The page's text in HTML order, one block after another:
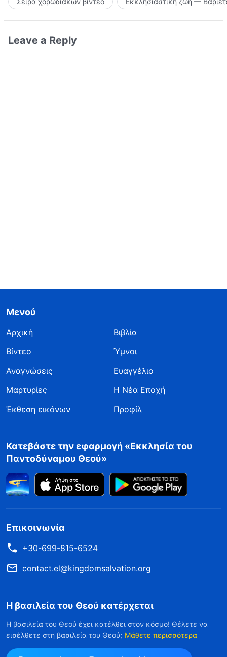
Leave a Reply
Μενού
Αρχική
Βιβλία
Βίντεο
Ύμνοι
Αναγνώσεις
Ευαγγέλιο
Μαρτυρίες
Η Νέα Εποχή
Έκθεση εικόνων
Προφίλ
Κατεβάστε την εφαρμογή «Εκκλησία του
Παντοδύναμου Θεού»
Επικοινωνία
+30-699-815-6524
contact.el@kingdomsalvation.org
Η βασιλεία του Θεού κατέρχεται
Η βασιλεία του Θεού έχει κατέλθει στον κόσμο! Θέλετε να
εισέλθετε στη βασιλεία του Θεού; Μάθετε περισσότερα